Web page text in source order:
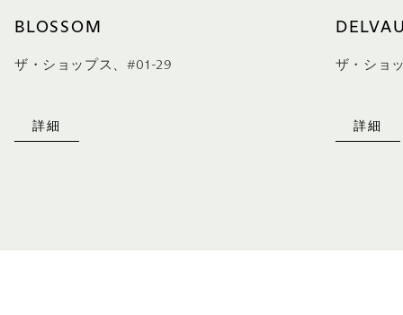
BLOSSOM
ザ・ショップス、#01-29
詳細
ザ・ショ
詳細